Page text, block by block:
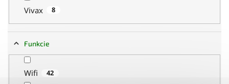
Vivax 8
Funkcie
Wifi 42